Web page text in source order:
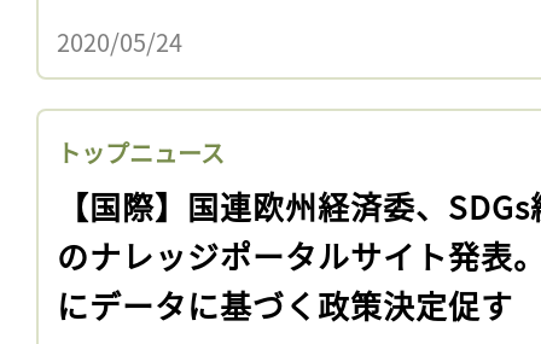
2020/05/24
トップニュース
【国際】国連欧州経済委、
のナレッジポータルサイト発表
にデータに基づく政策決定促す